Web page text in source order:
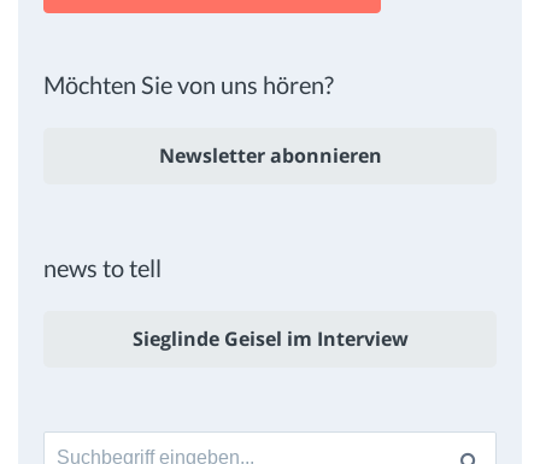
Möchten Sie von uns hören?
Newsletter abonnieren
news to tell
Sieglinde Geisel im Interview
Suche